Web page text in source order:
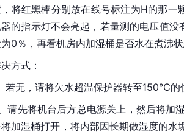
将红黑棒分别放在线号标注为H的那
的指示灯不会亮起，若量测的电压值
0％，再看机房内加湿桶是否水在煮沸状
方式：
若无，请将欠水超温保护器转至150℃的
请先将机台后方总电源关上，然后将加
加湿桶打开，将内部因长期做湿度的水